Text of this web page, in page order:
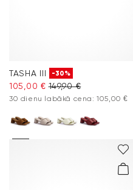
Kopšana un piederumi
TASHA III -30%
105,00 € 149,90 €
30 dienu labākā cena: 105,00 €